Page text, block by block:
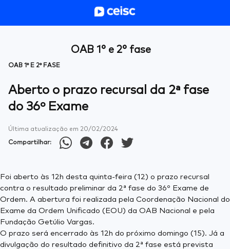
OAB 1° e 2° fase
OAB 1° E 2° FASE
Aberto o prazo recursal da 2ª fase
do 36º Exame
Última atualização em 20/02/2024
Compartilhar:
Foi aberto às 12h desta quinta-feira (12) o prazo recursal
contra o resultado preliminar da 2ª fase do 36º Exame de
Ordem. A abertura foi realizada pela Coordenação Nacional do
Exame da Ordem Unificado (EOU) da OAB Nacional e pela
Fundação Getúlio Vargas.
O prazo será encerrado às 12h do próximo domingo (15). Já a
divulgação do resultado definitivo da 2ª fase está prevista